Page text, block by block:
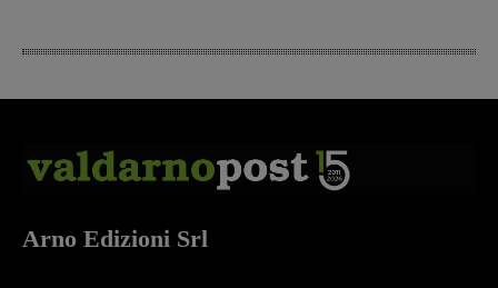
Arno Edizioni Srl